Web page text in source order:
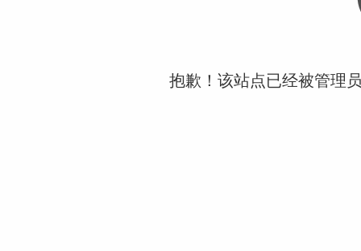
抱歉！该站点已经被管理